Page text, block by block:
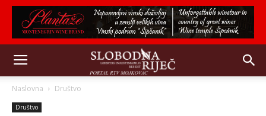
Naslovna Društvo
Društvo